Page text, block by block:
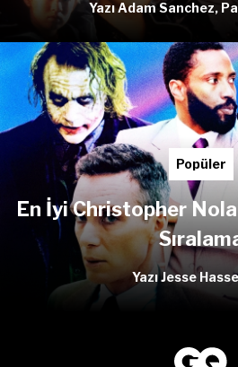
Yazı Adam Sanchez,
Popüler
En İyi Christopher
Yazı Jesse